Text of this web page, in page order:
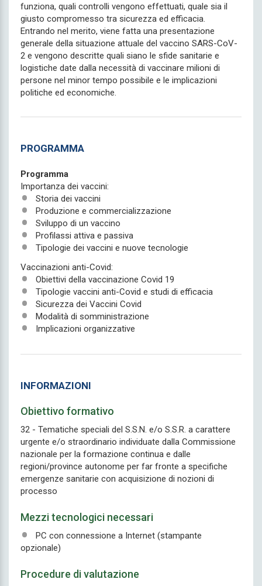
funziona, quali controlli vengono effettuati, quale sia il
giusto compromesso tra sicurezza ed efficacia.
Entrando nel merito, viene fatta una presentazione
generale della situazione attuale del vaccino SARS-CoV-
2 e vengono descritte quali siano le sfide sanitarie e
logistiche date dalla necessità di vaccinare milioni di
persone nel minor tempo possibile e le implicazioni
politiche ed economiche.
PROGRAMMA
Programma
Importanza dei vaccini:
Storia dei vaccini
Produzione e commercializzazione
Sviluppo di un vaccino
Profilassi attiva e passiva
Tipologie dei vaccini e nuove tecnologie
Vaccinazioni anti-Covid:
Obiettivi della vaccinazione Covid 19
Tipologie vaccini anti-Covid e studi di efficacia
Sicurezza dei Vaccini Covid
Modalità di somministrazione
Implicazioni organizzative
INFORMAZIONI
Obiettivo formativo
32 - Tematiche speciali del S.S.N. e/o S.S.R. a carattere
urgente e/o straordinario individuate dalla Commissione
nazionale per la formazione continua e dalle
regioni/province autonome per far fronte a specifiche
emergenze sanitarie con acquisizione di nozioni di
processo
Mezzi tecnologici necessari
PC con connessione a Internet (stampante
opzionale)
Procedure di valutazione